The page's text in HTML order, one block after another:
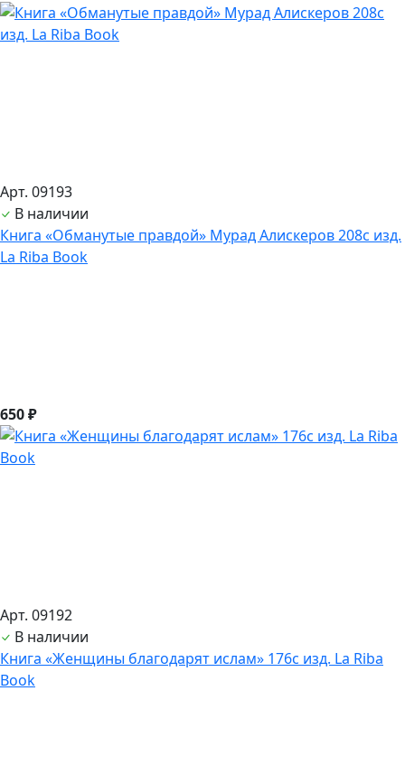
Арт. 09193
В наличии
Книга «Обманутые правдой» Мурад Алискеров 208с изд.
La Riba Book
650 ₽
Арт. 09192
В наличии
Книга «Женщины благодарят ислам» 176с изд. La Riba
Book